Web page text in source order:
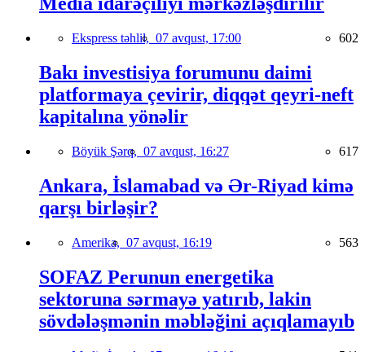
Ekspress təhlil, 07 avqust, 17:00 602
Bakı investisiya forumunu daimi
platformaya çevirir, diqqət qeyri-neft
kapitalına yönəlir
Böyük Şərq, 07 avqust, 16:27 617
Ankara, İslamabad və Ər-Riyad kimə
qarşı birləşir?
Amerika, 07 avqust, 16:19 563
SOFAZ Perunun energetika
sektoruna sərmayə yatırıb, lakin
sövdələşmənin məbləğini açıqlamayıb